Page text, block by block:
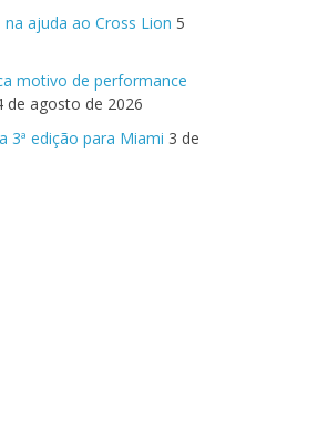
ajuda ao Cross Lion 5
motivo de performance
de agosto de 2026
3ª edição para Miami 3 de